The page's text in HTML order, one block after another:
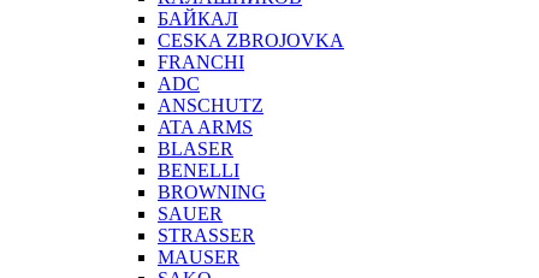
БАЙКАЛ
CESKA ZBROJOVKA
FRANCHI
ADC
ANSCHUTZ
ATA ARMS
BLASER
BENELLI
BROWNING
SAUER
STRASSER
MAUSER